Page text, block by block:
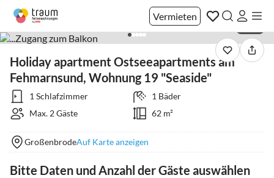
Vermieten
Holiday apartment Ostseeapartments am
Fehmarnsund, Wohnung 19 "Seaside"
1 Schlafzimmer
1 Bäder
Max. 2 Gäste
62 m²
GroßenbrodeAuf Karte anzeigen
Bitte Daten und Anzahl der Gäste auswählen